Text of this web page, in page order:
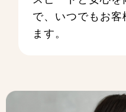
で、いつでもお
ます。